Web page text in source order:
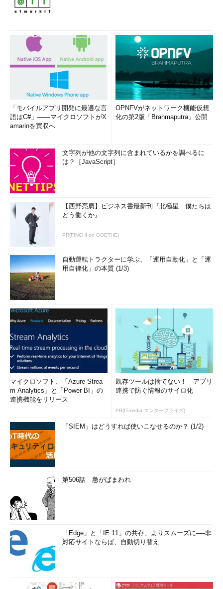
「モバイルアプリ開発に最適な言
語はC#」――マイクロソフトがX
amarinを買収へ
OPNFVがネットワーク機能仮想
化の第2版「Brahmaputra」公開
文字列が他の文字列に含まれているかを調べるに
は？［JavaScript］
【西野亮廣】ビジネス書最新刊『北極星 僕たちは
どう働くか』
PR(FINCHI on GOETHE)
自動運転トラクターに学ぶ、「運用自動化」と「運
用自律化」の本質 (1/3)
マイクロソフト、「Azure Strea
m Analytics」と「Power BI」の
連携機能をリリース
既存ツールは捨てない！ アプリ
連携で防ぐ情報のサイロ化
PR(ITmedia エンタープライズ)
「SIEM」はどうすれば使いこなせるのか？ (1/2)
第506話 急がばまわれ
「Edge」と「IE 11」の共存、よりスムーズに──非
対応サイトならば、自動切り替え